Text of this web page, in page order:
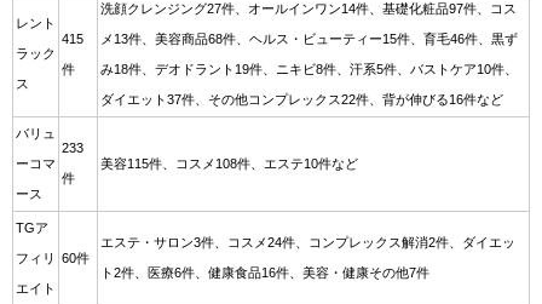
レント
ラック
ス
415
件
洗顔クレンジング27件、オールインワン14件、基礎化粧品97件、コス
メ13件、美容商品68件、ヘルス・ビューティー15件、育毛46件、黒ず
み18件、デオドラント19件、ニキビ8件、汗系5件、バストケア10件、
ダイエット37件、その他コンプレックス22件、背が伸びる16件など
バリュ
ーコマ
ース
233
件
美容115件、コスメ108件、エステ10件など
TGア
フィリ
エイト
60件
エステ・サロン3件、コスメ24件、コンプレックス解消2件、ダイエッ
ト2件、医療6件、健康食品16件、美容・健康その他7件